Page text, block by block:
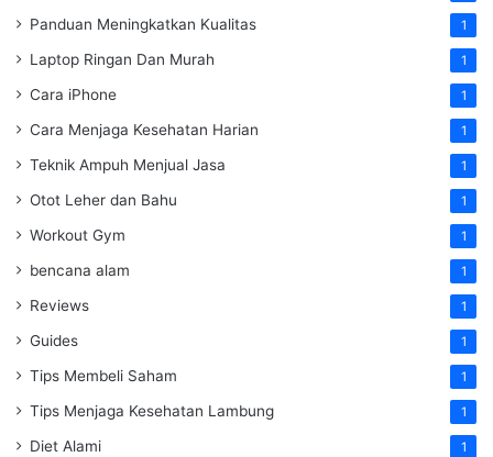
Panduan Meningkatkan Kualitas 1
Laptop Ringan Dan Murah 1
Cara iPhone 1
Cara Menjaga Kesehatan Harian 1
Teknik Ampuh Menjual Jasa 1
Otot Leher dan Bahu 1
Workout Gym 1
bencana alam 1
Reviews 1
Guides 1
Tips Membeli Saham 1
Tips Menjaga Kesehatan Lambung 1
Diet Alami 1